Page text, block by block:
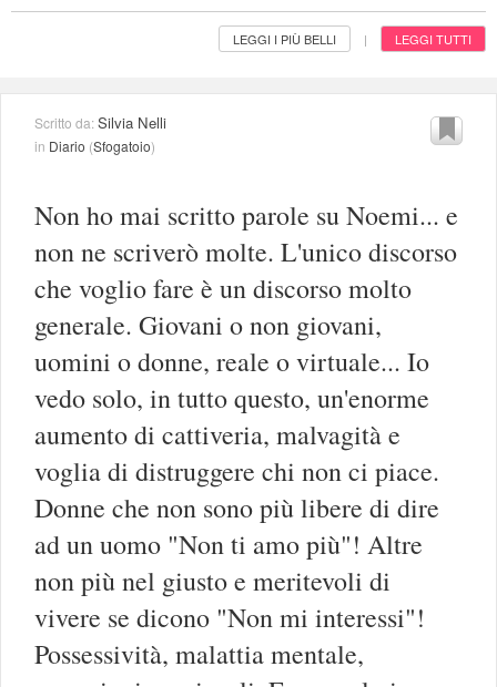
LEGGI I PIÙ BELLI | LEGGI TUTTI
Scritto da:Silvia Nelli
in Diario (Sfogatoio)
Non ho mai scritto parole su Noemi... e
non ne scriverò molte. L'unico discorso
che voglio fare è un discorso molto
generale. Giovani o non giovani,
uomini o donne, reale o virtuale... Io
vedo solo, in tutto questo, un'enorme
aumento di cattiveria, malvagità e
voglia di distruggere chi non ci piace.
Donne che non sono più libere di dire
ad un uomo "Non ti amo più"! Altre
non più nel giusto e meritevoli di
vivere se dicono "Non mi interessi"!
Possessività, malattia mentale,